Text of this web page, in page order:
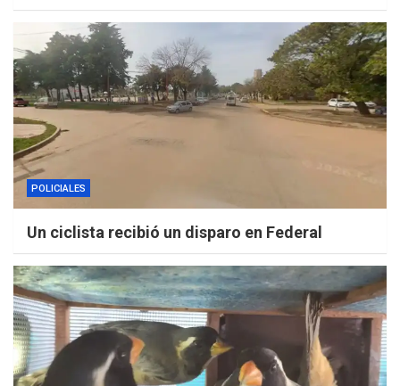
POLICIALES
Un ciclista recibió un disparo en Federal